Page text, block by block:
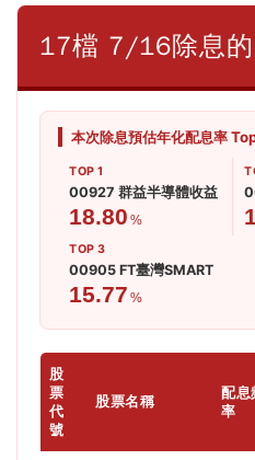
17檔 7/16除息的
本次除息預估年化配息率
TOP 1
00927 群益半導體收益
18.80 %
TOP 3
00905 FT臺灣SMART
15.77 %
股
票
代
號
股票名稱
配息
率